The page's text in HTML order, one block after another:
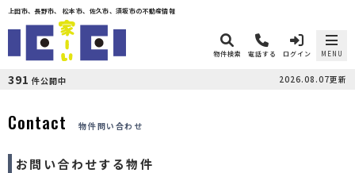
上田市、長野市、 松本市、佐久市、須坂市の不動産情報
物件検索 電話する ログイン MENU
391 件公開中 2026.08.07更新
Contact 物件問い合わせ
お問い合わせする物件